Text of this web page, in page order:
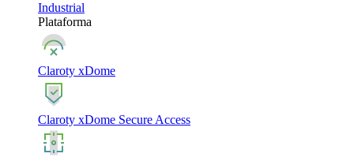
Industrial
Plataforma
Claroty xDome
Claroty xDome Secure Access